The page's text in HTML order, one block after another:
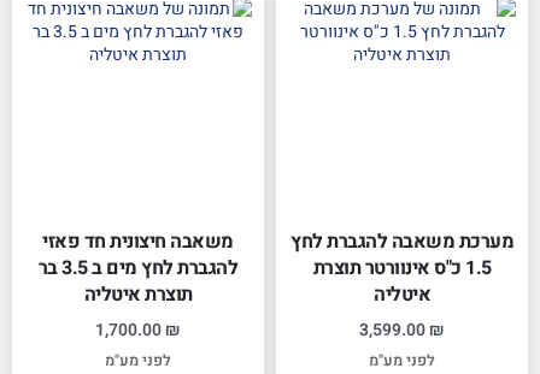
מערכת משאבה להגברת לחץ
1.5 כ"ס אינוורטר תוצרת
איטליה
3,599.00₪
לפני מע"מ
משאבה חיצונית חד פאזי
להגברת לחץ מים ב 3.5 בר
תוצרת איטליה
1,700.00₪
לפני מע"מ